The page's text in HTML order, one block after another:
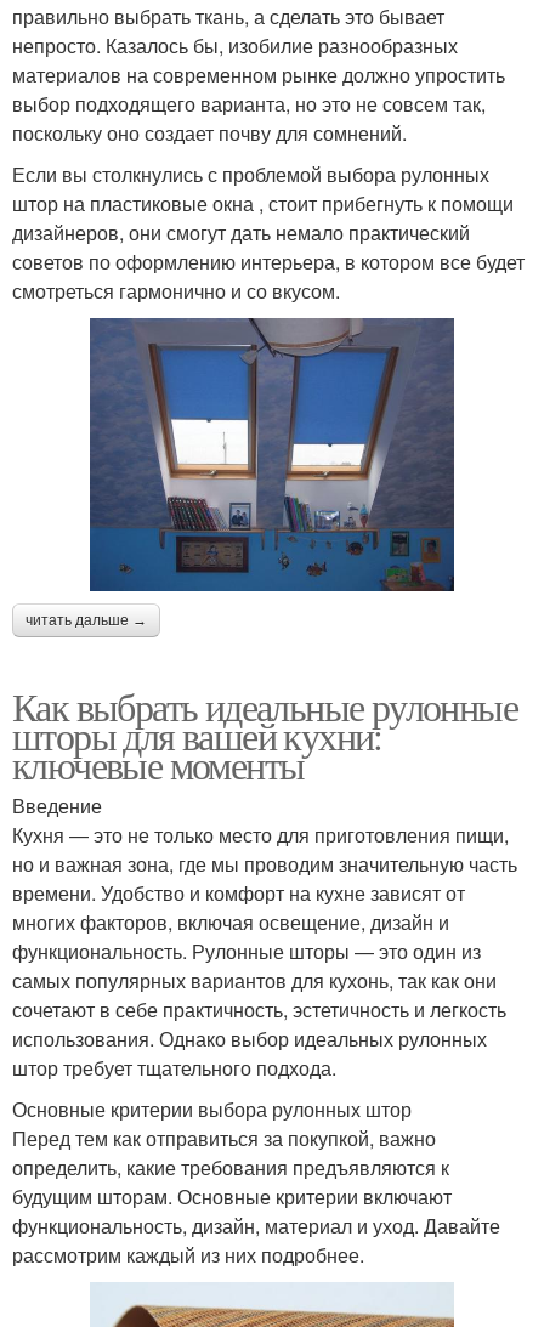
правильно выбрать ткань, а сделать это бывает
непросто. Казалось бы, изобилие разнообразных
материалов на современном рынке должно упростить
выбор подходящего варианта, но это не совсем так,
поскольку оно создает почву для сомнений.
Если вы столкнулись с проблемой выбора рулонных
штор на пластиковые окна , стоит прибегнуть к помощи
дизайнеров, они смогут дать немало практический
советов по оформлению интерьера, в котором все будет
смотреться гармонично и со вкусом.
читать дальше →
Как выбрать идеальные рулонные
шторы для вашей кухни:
ключевые моменты
Введение
Кухня — это не только место для приготовления пищи,
но и важная зона, где мы проводим значительную часть
времени. Удобство и комфорт на кухне зависят от
многих факторов, включая освещение, дизайн и
функциональность. Рулонные шторы — это один из
самых популярных вариантов для кухонь, так как они
сочетают в себе практичность, эстетичность и легкость
использования. Однако выбор идеальных рулонных
штор требует тщательного подхода.
Основные критерии выбора рулонных штор
Перед тем как отправиться за покупкой, важно
определить, какие требования предъявляются к
будущим шторам. Основные критерии включают
функциональность, дизайн, материал и уход. Давайте
рассмотрим каждый из них подробнее.